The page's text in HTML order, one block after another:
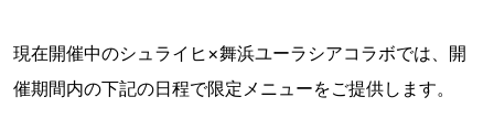
現在開催中のシュライヒ×舞浜ユーラシアコラボでは、開
催期間内の下記の日程で限定メニューをご提供します。